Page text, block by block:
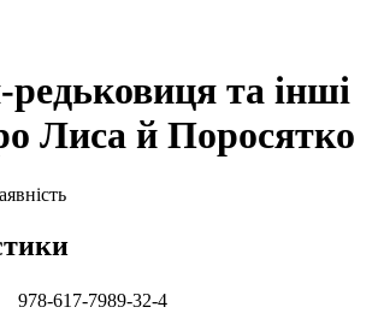
та інші
Лиса й Поросятко
978-617-7989-32-4